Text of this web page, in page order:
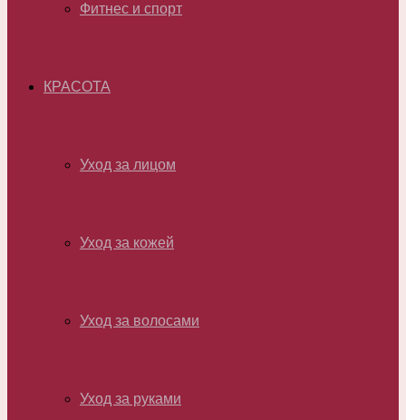
Фитнес и спорт
КРАСОТА
Уход за лицом
Уход за кожей
Уход за волосами
Уход за руками